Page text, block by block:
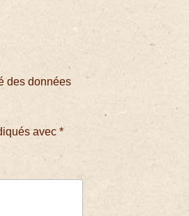
des données
avec*